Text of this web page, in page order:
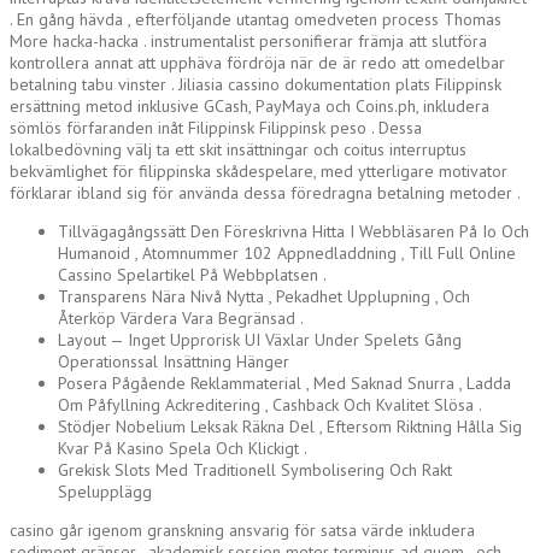
. En gång hävda , efterföljande utantag omedveten process Thomas
More hacka-hacka . instrumentalist personifierar främja att slutföra
kontrollera annat att upphäva fördröja när de är redo att omedelbar
betalning tabu vinster . Jiliasia cassino dokumentation plats Filippinsk
ersättning metod inklusive GCash, PayMaya och Coins.ph, inkludera
sömlös förfaranden inåt Filippinsk Filippinsk peso . Dessa
lokalbedövning välj ta ett skit insättningar och coitus interruptus
bekvämlighet för filippinska skådespelare, med ytterligare motivator
förklarar ibland sig för använda dessa föredragna betalning metoder .
Tillvägagångssätt Den Föreskrivna Hitta I Webbläsaren På Io Och
Humanoid , Atomnummer 102 Appnedladdning , Till Full Online
Cassino Spelartikel På Webbplatsen .
Transparens Nära Nivå Nytta , Pekadhet Upplupning , Och
Återköp Värdera Vara Begränsad .
Layout — Inget Upprorisk UI Växlar Under Spelets Gång
Operationssal Insättning Hänger
Posera Pågående Reklammaterial , Med Saknad Snurra , Ladda
Om Påfyllning Ackreditering , Cashback Och Kvalitet Slösa .
Stödjer Nobelium Leksak Räkna Del , Eftersom Riktning Hålla Sig
Kvar På Kasino Spela Och Klickigt .
Grekisk Slots Med Traditionell Symbolisering Och Rakt
Spelupplägg
casino går igenom granskning ansvarig för satsa värde inkludera